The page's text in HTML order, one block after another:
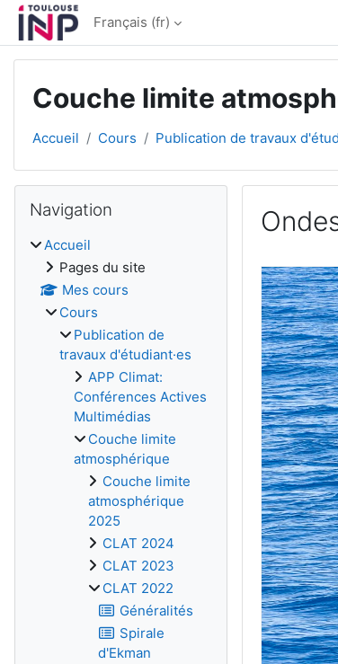
Passer au contenu principal
Français ‎(fr)‎
Couche limite
Accueil Cours Publication de travaux
Blocs
Navigation
Accueil
Pages du site
Mes cours
Cours
Publication de
travaux d'étudiant·es
APP Climat:
Conférences Actives
Multimédias
Couche limite
atmosphérique
Couche limite
atmosphérique
2025
CLAT 2024
CLAT 2023
CLAT 2022
Généralités
Spirale
d'Ekman